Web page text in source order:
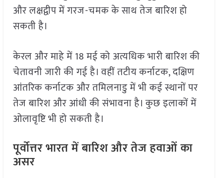
और लक्षद्वीप में गरज-चमक के साथ तेज बारिश हो
सकती है।
केरल और माहे में 18 मई को अत्यधिक भारी बारिश की
चेतावनी जारी की गई है। वहीं तटीय कर्नाटक, दक्षिण
आंतरिक कर्नाटक और तमिलनाडु में भी कई स्थानों पर
तेज बारिश और आंधी की संभावना है। कुछ इलाकों में
ओलावृष्टि भी हो सकती है।
पूर्वोत्तर भारत में बारिश और तेज हवाओं का
असर